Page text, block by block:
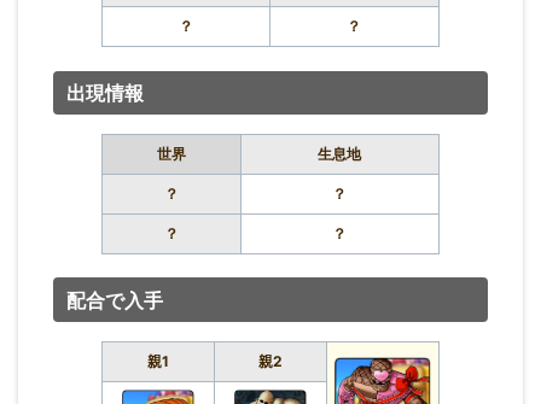
？ ？
出現情報
世界 生息地
？ ？
？ ？
配合で入手
親1 親2